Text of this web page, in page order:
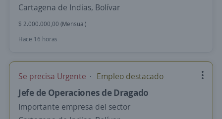
Cartagena de Indias, Bolívar
$ 2.000.000,00 (Mensual)
Hace 16 horas
Se precisa Urgente Empleo destacado
Jefe de Operaciones de Dragado
Importante empresa del sector